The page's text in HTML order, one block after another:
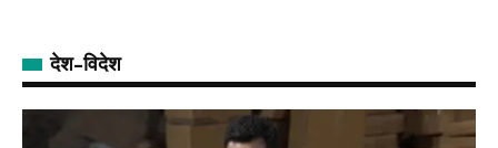
देश-विदेश